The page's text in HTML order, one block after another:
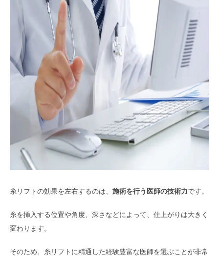
糸リフトの効果を左右するのは、 施術を行う医師の技術力です。
糸を挿入する位置や角度、深さなどによって、仕上がりは大きく
変わります。
そのため、糸リフトに精通した経験豊富な医師を選ぶことが非常